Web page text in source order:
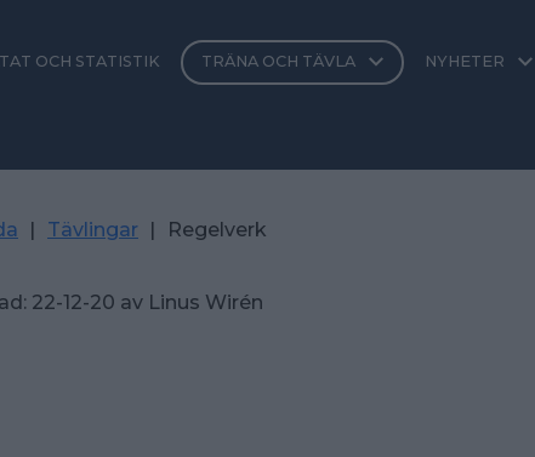
OCH STATISTIK TRÄNA OCH TÄVLA NYHETER
| Tävlingar | Regelverk
22-12-20 av Linus Wirén